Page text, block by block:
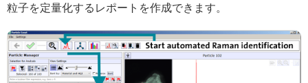
粒子を定量化するレポートを作成できます。